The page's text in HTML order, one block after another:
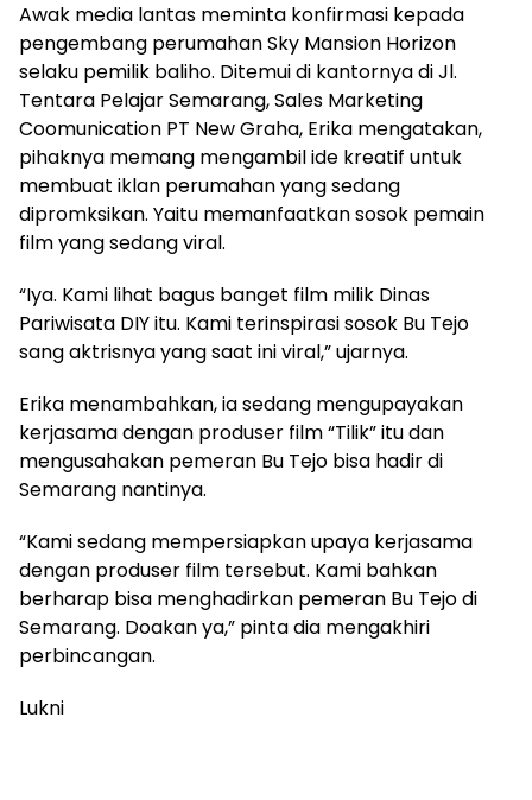
Awak media lantas meminta konfirmasi kepada
pengembang perumahan Sky Mansion Horizon
selaku pemilik baliho. Ditemui di kantornya di Jl.
Tentara Pelajar Semarang, Sales Marketing
Coomunication PT New Graha, Erika mengatakan,
pihaknya memang mengambil ide kreatif untuk
membuat iklan perumahan yang sedang
dipromksikan. Yaitu memanfaatkan sosok pemain
film yang sedang viral.
“Iya. Kami lihat bagus banget film milik Dinas
Pariwisata DIY itu. Kami terinspirasi sosok Bu Tejo
sang aktrisnya yang saat ini viral,” ujarnya.
Erika menambahkan, ia sedang mengupayakan
kerjasama dengan produser film “Tilik” itu dan
mengusahakan pemeran Bu Tejo bisa hadir di
Semarang nantinya.
“Kami sedang mempersiapkan upaya kerjasama
dengan produser film tersebut. Kami bahkan
berharap bisa menghadirkan pemeran Bu Tejo di
Semarang. Doakan ya,” pinta dia mengakhiri
perbincangan.
Lukni